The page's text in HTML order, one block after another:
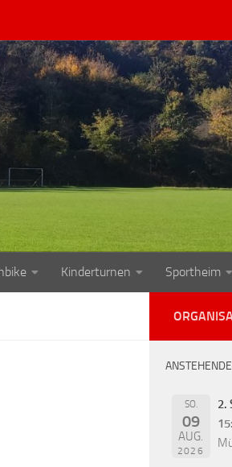
Kinderturnen Sportheim
SO.
09
AUG.
2026
2.